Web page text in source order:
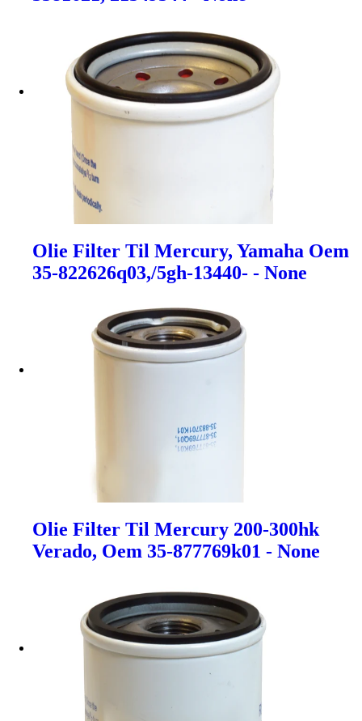
Olie Filter Til Mercury, Yamaha Oem
35-822626q03,/5gh-13440- - None
Olie Filter Til Mercury 200-300hk
Verado, Oem 35-877769k01 - None